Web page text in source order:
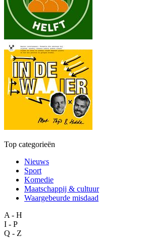
Top categorieën
Nieuws
Sport
Komedie
Maatschappij & cultuur
Waargebeurde misdaad
A - H
I - P
Q - Z